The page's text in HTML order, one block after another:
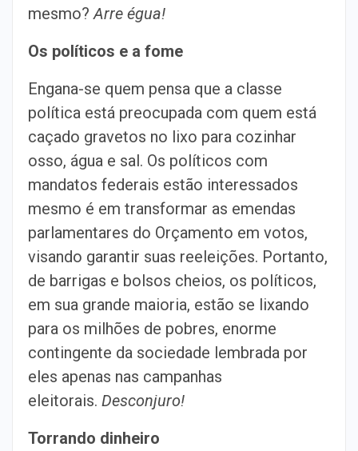
mesmo?Arre égua!
Os políticos e a fome
Engana-se quem pensa que a classe
política está preocupada com quem está
caçado gravetos no lixo para cozinhar
osso, água e sal. Os políticos com
mandatos federais estão interessados
mesmo é em transformar as emendas
parlamentares do Orçamento em votos,
visando garantir suas reeleições. Portanto,
de barrigas e bolsos cheios, os políticos,
em sua grande maioria, estão se lixando
para os milhões de pobres, enorme
contingente da sociedade lembrada por
eles apenas nas campanhas
eleitorais. Desconjuro!
Torrando dinheiro